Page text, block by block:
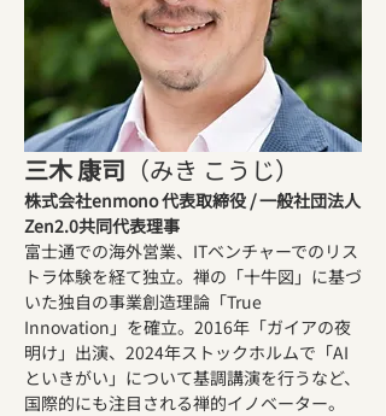
三木 康司 （みき こうじ）
株式会社enmono 代表取締役 / 一般社団法人
Zen2.0共同代表理事
富士通での海外営業、ITベンチャーでのリス
トラ体験を経て独立。禅の「十牛図」に基づ
いた独自の事業創造理論「True
Innovation」を確立。2016年「ガイアの夜
明け」出演、2024年ストックホルムで「AI
といきがい」について基調講演を行うなど、
国際的にも注目される禅的イノベーター。